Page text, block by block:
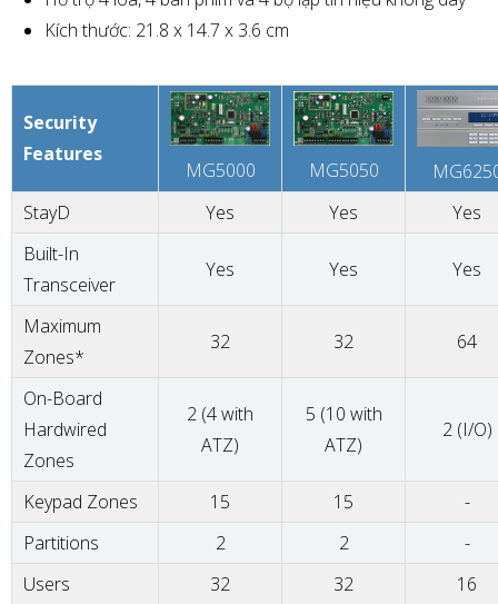
Kích thước: 21.8 x 14.7 x 3.6 cm
Security
Features
MG5000 MG5050
StayD
Yes Yes
Yes
Built-In
Transceiver
Yes Yes Yes
Maximum
Zones*
32 32 64
On-Board
Hardwired
Zones
2 (4 with
ATZ)
5 (10 with
ATZ)
2 (I/O)
Keypad Zones 15 15
-
Partitions
2 2
-
Users
32 32
16